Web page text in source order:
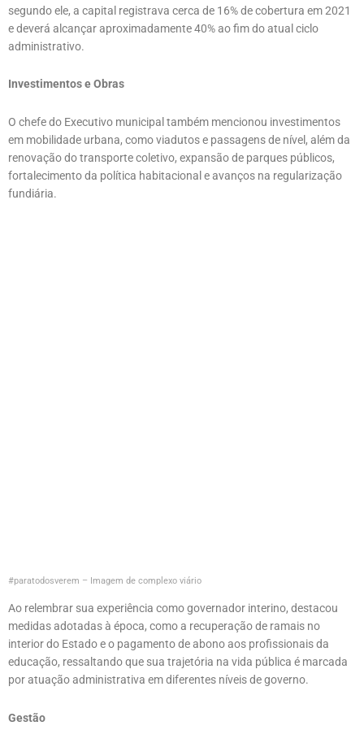
segundo ele, a capital registrava cerca de 16% de cobertura em 2021
e deverá alcançar aproximadamente 40% ao fim do atual ciclo
administrativo.
Investimentos e Obras
O chefe do Executivo municipal também mencionou investimentos
em mobilidade urbana, como viadutos e passagens de nível, além da
renovação do transporte coletivo, expansão de parques públicos,
fortalecimento da política habitacional e avanços na regularização
fundiária.
#paratodosverem – Imagem de complexo viário
Ao relembrar sua experiência como governador interino, destacou
medidas adotadas à época, como a recuperação de ramais no
interior do Estado e o pagamento de abono aos profissionais da
educação, ressaltando que sua trajetória na vida pública é marcada
por atuação administrativa em diferentes níveis de governo.
Gestão